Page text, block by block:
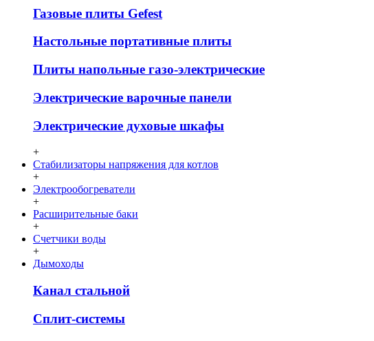
Газовые плиты Gefest
Настольные портативные плиты
Плиты напольные газо-электрические
Электрические варочные панели
Электрические духовые шкафы
+
Стабилизаторы напряжения для котлов
+
Электрообогреватели
+
Расширительные баки
+
Счетчики воды
+
Дымоходы
Канал стальной
Сплит-системы